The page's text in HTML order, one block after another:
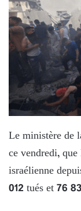
Le ministère de
ce vendredi,
israélienne
012 tués et 76